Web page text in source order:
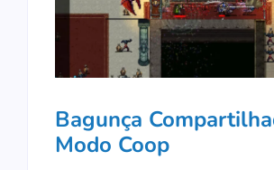
Bagunça
Modo Coop